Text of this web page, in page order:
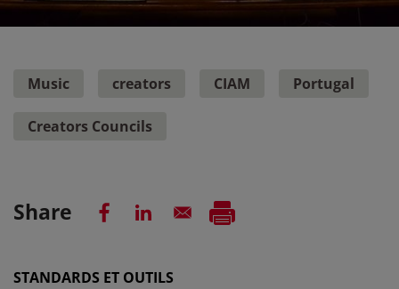
Music creators CIAM Portugal
Creators Councils
Share
STANDARDS ET OUTILS